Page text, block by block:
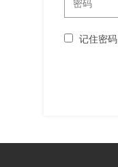
记住密码